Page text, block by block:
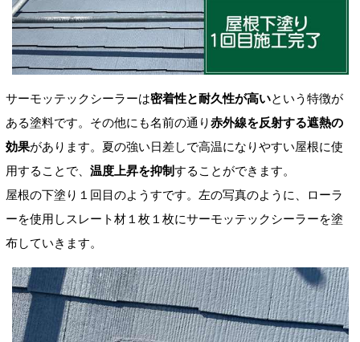
サーモッテックシーラーは密着性と耐久性が高いという特徴が
ある塗料です。 その他にも名前の通り赤外線を反射する遮熱の
効果があります。 夏の強い日差しで高温になりやすい屋根に使
用することで、 温度上昇を抑制することができます。
屋根の下塗り１回目のようすです。左の写真のように、ローラ
ーを使用しスレート材１枚１枚にサーモッテックシーラーを塗
布していきます。